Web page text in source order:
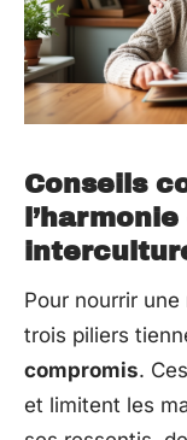
Conseils
Pour nourrir une
trois piliers
compromis.
et limitent les